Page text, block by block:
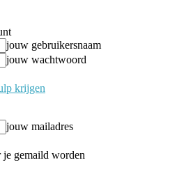
jouw gebruikersnaam
jouw wachtwoord
krijgen
jouw mailadres
je gemaild worden